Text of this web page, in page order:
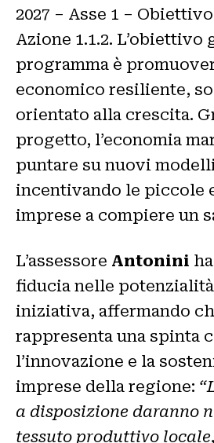
2027 – Asse 1 –
Azione 1.1.2. L’obiettivo
programma è
economico resiliente,
orientato alla crescita.
progetto, l’economia
puntare su nuovi
incentivando le piccole
imprese a compiere un
L’assessore Antonini
fiducia nelle
iniziativa, affermando
rappresenta una spinta
l’innovazione e la
imprese della regione:
a disposizione daranno
tessuto produttivo